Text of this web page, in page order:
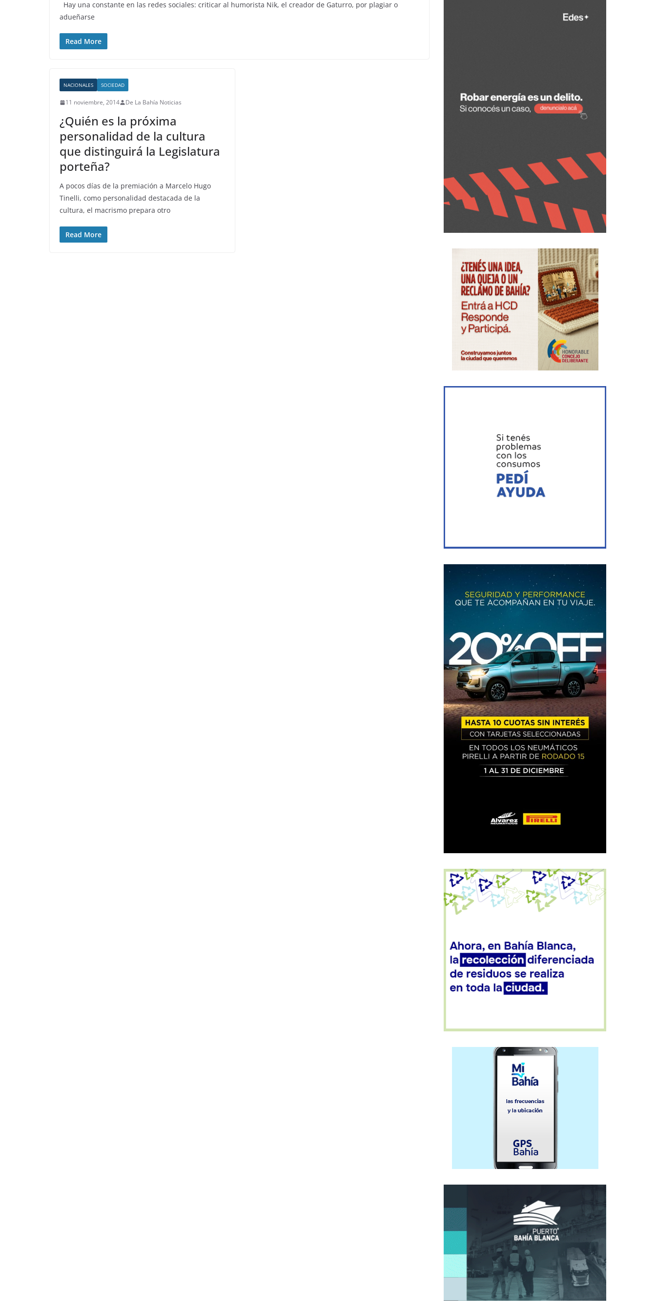
Hay una constante en las redes sociales: criticar al humorista Nik, el creador de Gaturro, por plagiar o
adueñarse
Read More
NACIONALES SOCIEDAD
11 noviembre, 2014 De La Bahía Noticias
¿Quién es la próxima
personalidad de la cultura
que distinguirá la Legislatura
porteña?
A pocos días de la premiación a Marcelo Hugo
Tinelli, como personalidad destacada de la
cultura, el macrismo prepara otro
Read More